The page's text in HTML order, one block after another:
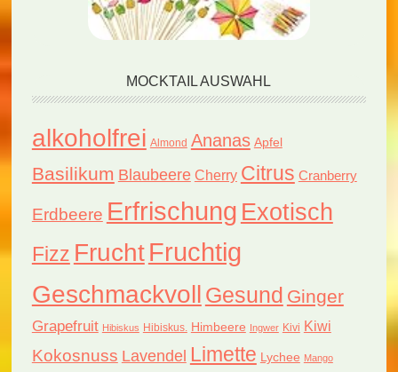
MOCKTAIL AUSWAHL
alkoholfrei Almond Ananas Apfel
Basilikum Blaubeere Cherry Citrus Cranberry
Erdbeere Erfrischung Exotisch
Fizz FruchtFruchtig
Geschmackvoll Gesund Ginger
Grapefruit Hibiskus Hibiskus. Himbeere Ingwer Kivi Kiwi
Kokosnuss Lavendel Limette Lychee Mango